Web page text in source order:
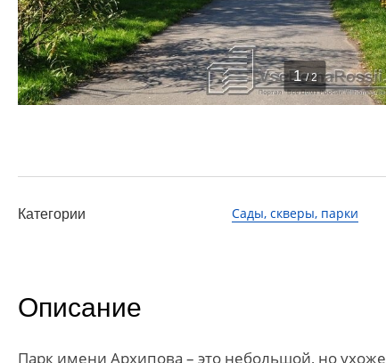
1 / 2
Категории Сады, скверы, парки
Описание
Парк имени Архипова – это небольшой, но